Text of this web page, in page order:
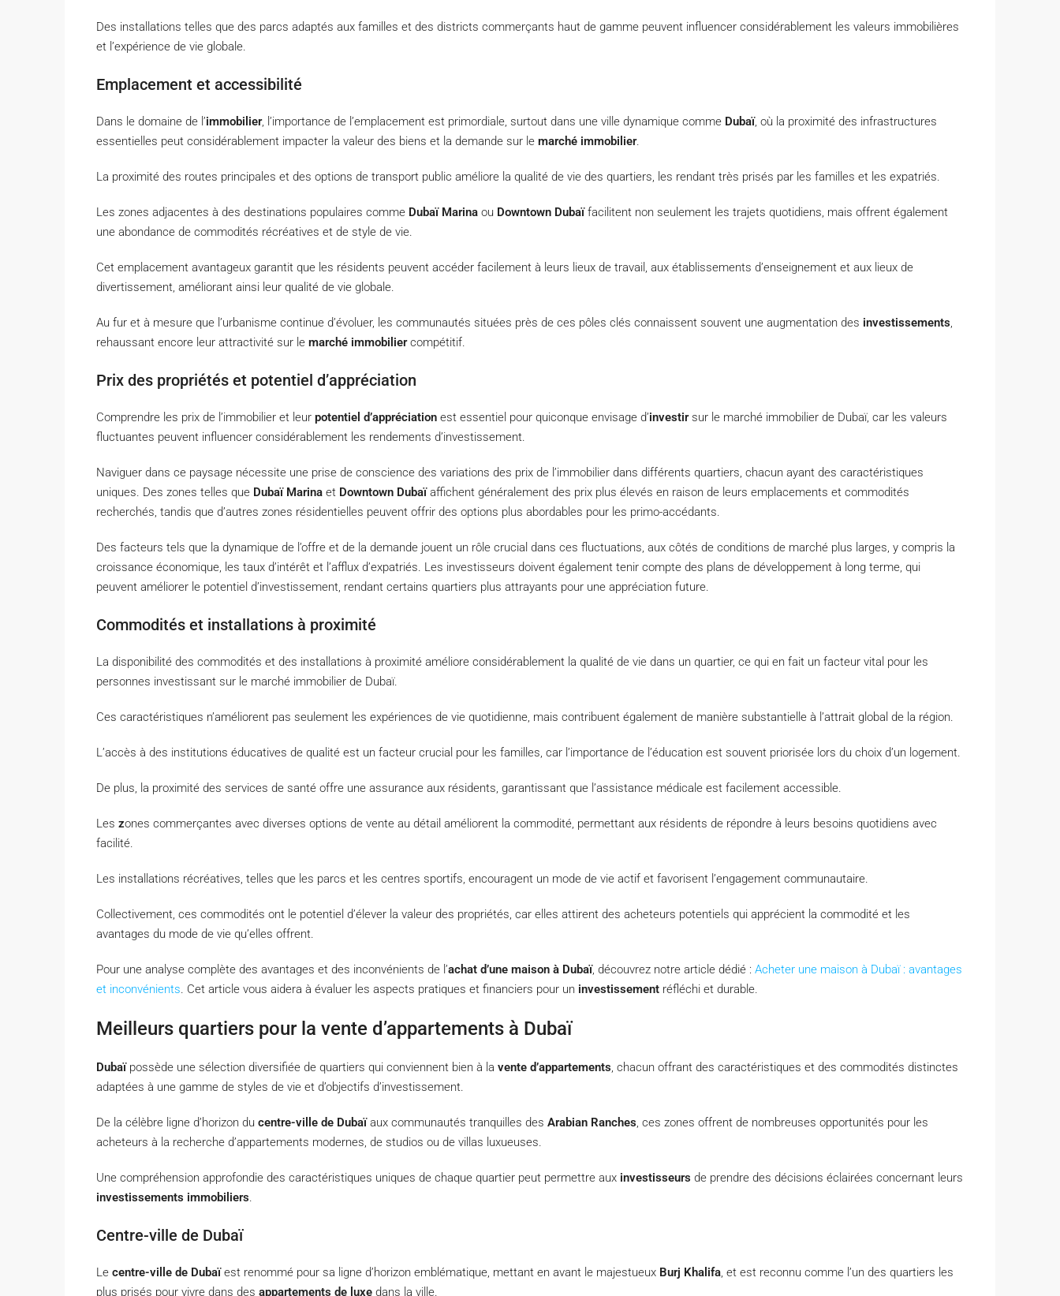
Des installations telles que des parcs adaptés aux familles et des districts commerçants haut de gamme peuvent influencer considérablement les valeurs immobilières
et l’expérience de vie globale.
Emplacement et accessibilité
Dans le domaine de l’immobilier, l’importance de l’emplacement est primordiale, surtout dans une ville dynamique comme Dubaï, où la proximité des infrastructures
essentielles peut considérablement impacter la valeur des biens et la demande sur le marché immobilier.
La proximité des routes principales et des options de transport public améliore la qualité de vie des quartiers, les rendant très prisés par les familles et les expatriés.
Les zones adjacentes à des destinations populaires comme Dubaï Marina ou Downtown Dubaïfacilitent non seulement les trajets quotidiens, mais offrent également
une abondance de commodités récréatives et de style de vie.
Cet emplacement avantageux garantit que les résidents peuvent accéder facilement à leurs lieux de travail, aux établissements d’enseignement et aux lieux de
divertissement, améliorant ainsi leur qualité de vie globale.
Au fur et à mesure que l’urbanisme continue d’évoluer, les communautés situées près de ces pôles clés connaissent souvent une augmentation des investissements,
rehaussant encore leur attractivité sur le marché immobiliercompétitif.
Prix des propriétés et potentiel d’appréciation
Comprendre les prix de l’immobilier et leur potentiel d’appréciation est essentiel pour quiconque envisage d’investirsur le marché immobilier de Dubaï, car les valeurs
fluctuantes peuvent influencer considérablement les rendements d’investissement.
Naviguer dans ce paysage nécessite une prise de conscience des variations des prix de l’immobilier dans différents quartiers, chacun ayant des caractéristiques
uniques. Des zones telles que Dubaï Marina et Downtown Dubaïaffichent généralement des prix plus élevés en raison de leurs emplacements et commodités
recherchés, tandis que d’autres zones résidentielles peuvent offrir des options plus abordables pour les primo-accédants.
Des facteurs tels que la dynamique de l’offre et de la demande jouent un rôle crucial dans ces fluctuations, aux côtés de conditions de marché plus larges, y compris la
croissance économique, les taux d’intérêt et l’afflux d’expatriés. Les investisseurs doivent également tenir compte des plans de développement à long terme, qui
peuvent améliorer le potentiel d’investissement, rendant certains quartiers plus attrayants pour une appréciation future.
Commodités et installations à proximité
La disponibilité des commodités et des installations à proximité améliore considérablement la qualité de vie dans un quartier, ce qui en fait un facteur vital pour les
personnes investissant sur le marché immobilier de Dubaï.
Ces caractéristiques n’améliorent pas seulement les expériences de vie quotidienne, mais contribuent également de manière substantielle à l’attrait global de la région.
L’accès à des institutions éducatives de qualité est un facteur crucial pour les familles, car l’importance de l’éducation est souvent priorisée lors du choix d’un logement.
De plus, la proximité des services de santé offre une assurance aux résidents, garantissant que l’assistance médicale est facilement accessible.
Les zones commerçantes avec diverses options de vente au détail améliorent la commodité, permettant aux résidents de répondre à leurs besoins quotidiens avec
facilité.
Les installations récréatives, telles que les parcs et les centres sportifs, encouragent un mode de vie actif et favorisent l’engagement communautaire.
Collectivement, ces commodités ont le potentiel d’élever la valeur des propriétés, car elles attirent des acheteurs potentiels qui apprécient la commodité et les
avantages du mode de vie qu’elles offrent.
Pour une analyse complète des avantages et des inconvénients de l’achat d’une maison à Dubaï, découvrez notre article dédié : Acheter une maison à Dubaï : avantages
et inconvénients. Cet article vous aidera à évaluer les aspects pratiques et financiers pour un investissement réfléchi et durable.
Meilleurs quartiers pour la vente d’appartements à Dubaï
Dubaïpossède une sélection diversifiée de quartiers qui conviennent bien à la vente d’appartements, chacun offrant des caractéristiques et des commodités distinctes
adaptées à une gamme de styles de vie et d’objectifs d’investissement.
De la célèbre ligne d’horizon du centre-ville de Dubaïaux communautés tranquilles des Arabian Ranches, ces zones offrent de nombreuses opportunités pour les
acheteurs à la recherche d’appartements modernes, de studios ou de villas luxueuses.
Une compréhension approfondie des caractéristiques uniques de chaque quartier peut permettre aux investisseurs de prendre des décisions éclairées concernant leurs
investissements immobiliers.
Centre-ville de Dubaï
Le centre-ville de Dubaïest renommé pour sa ligne d’horizon emblématique, mettant en avant le majestueux Burj Khalifa, et est reconnu comme l’un des quartiers les
plus prisés pour vivre dans des appartements de luxe dans la ville.